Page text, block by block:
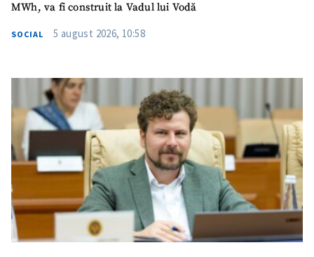
SUSȚINE
MWh, va fi construit la Vadul lui Vodă
SOCIAL 5 august 2026, 10:58